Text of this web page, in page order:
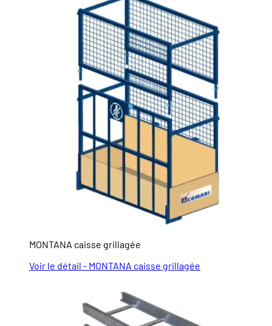
MONTANA caisse grillagée
Voir le détail - MONTANA caisse grillagée